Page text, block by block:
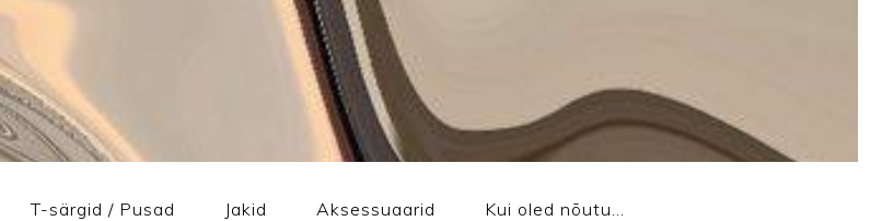
T-särgid / Pusad Jakid Aksessuaarid Kui oled nõutu…